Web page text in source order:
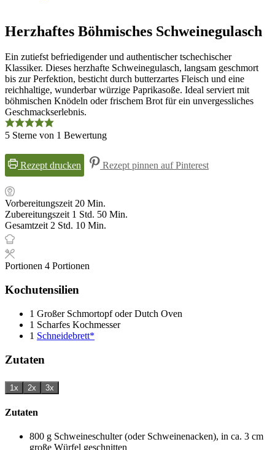
Herzhaftes Böhmisches Schweinegulasch
Ein zutiefst befriedigender und authentischer tschechischer
Klassiker. Dieses herzhafte Schweinegulasch, langsam geschmort
bis zur Perfektion, besticht durch butterzartes Fleisch und eine
reichhaltige, wunderbar würzige Paprikasoße. Ideal serviert mit
böhmischen Knödeln oder frischem Brot für ein unvergessliches
Geschmackserlebnis.
5 Sterne von 1 Bewertung
Rezept drucken Rezept pinnen auf Pinterest
Vorbereitungszeit20Minuten
Min.
Zubereitungszeit 1 Stunde
Std. 50Minuten
Min.
Gesamtzeit2 Stunden
Std. 10Minuten
Min.
Portionen 4 Portionen
Kochutensilien
1 Großer Schmortopf oder Dutch Oven
1 Scharfes Kochmesser
1 Schneidebrett*
Zutaten
1x 2x 3x
Zutaten
800 g Schweineschulter (oder Schweinenacken), in ca. 3 cm
große Würfel geschnitten